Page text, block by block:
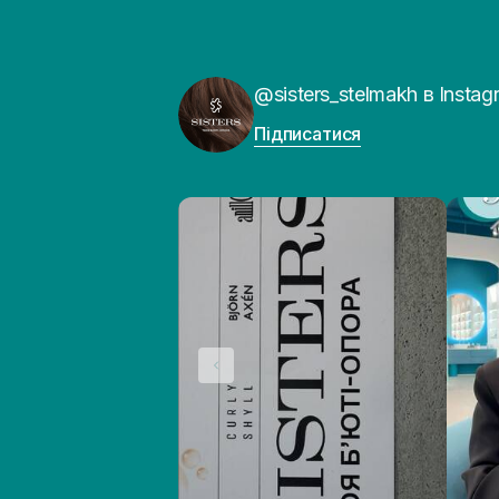
@sisters_stelmakh в
Підписатися